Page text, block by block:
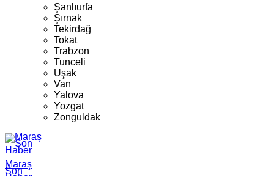
Şanlıurfa
Şırnak
Tekirdağ
Tokat
Trabzon
Tunceli
Uşak
Van
Yalova
Yozgat
Zonguldak
Maraş
Son